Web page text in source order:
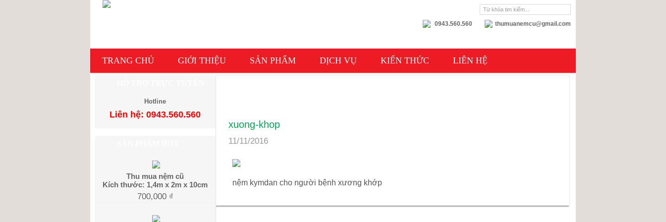
0943.560.560 thumuanemcu@gmail.com
TRANG CHỦ GIỚI THIỆU SẢN PHẨM DỊCH VỤ KIẾN THỨC LIÊN HỆ
xuong-khop
11/11/2016
nệm kymdan cho người bệnh xương khớp
Hotline
Liên hệ: 0943.560.560
Thu mua nệm cũ
Kích thước: 1,4m x 2m x 10cm
700,000 ₫